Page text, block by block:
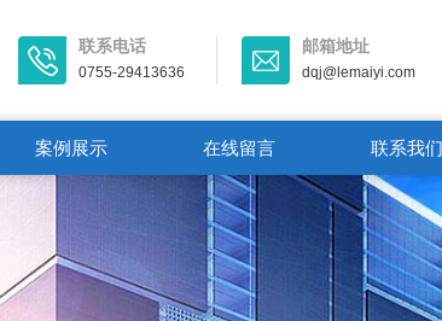
联系电话
0755-29413636
邮箱地址
dqj@lemaiyi.com
案例展示 在线留言 联系我们